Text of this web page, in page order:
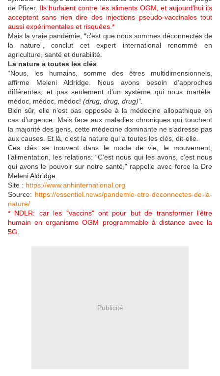
de Pfizer. Ils hurlaient contre les aliments OGM, et aujourd’hui ils
acceptent sans rien dire des injections pseudo-vaccinales tout
aussi expérimentales et risquées.*
Mais la vraie pandémie, “c’est que nous sommes déconnectés de
la nature”, conclut cet expert international renommé en
agriculture, santé et durabilité.
La nature a toutes les clés
“Nous, les humains, somme des êtres multidimensionnels,
affirme Meleni Aldridge. Nous avons besoin d’approches
différentes, et pas seulement d’un système qui nous martèle:
médoc, médoc, médoc! (drug, drug, drug)”.
Bien sûr, elle n’est pas opposée à la médecine allopathique en
cas d’urgence. Mais face aux maladies chroniques qui touchent
la majorité des gens, cette médecine dominante ne s’adresse pas
aux causes. Et là, c’est la nature qui a toutes les clés, dit-elle.
Ces clés se trouvent dans le mode de vie, le mouvement,
l’alimentation, les relations: “C’est nous qui les avons, c’est nous
qui avons le pouvoir sur notre santé,” rappelle avec force la Dre
Meleni Aldridge.
Site : https://www.anhinternational.org
Source: https://essentiel.news/pandemie-etre-deconnectes-de-la-
nature/
* NDLR: car les "vaccins" ont pour but de transformer l'être
humain en organisme OGM programmable à distance avec la
5G.
Publicité